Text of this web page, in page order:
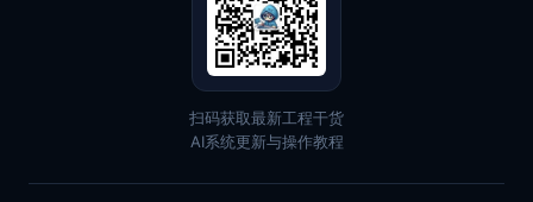
扫码获取最新工程干货
AI系统更新与操作教程